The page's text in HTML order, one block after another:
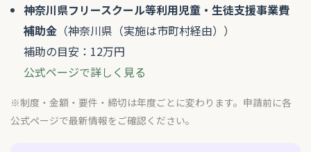
神奈川県フリースクール等利用児童・生徒支援事業費
補助金 （神奈川県（実施は市町村経由））
補助の目安：12万円
公式ページで詳しく見る
※制度・金額・要件・締切は年度ごとに変わります。申請前に各
公式ページで最新情報をご確認ください。